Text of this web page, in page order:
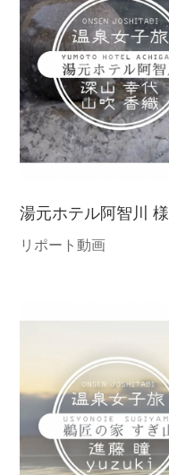
湯元ホテル阿智川 様
リポート動画